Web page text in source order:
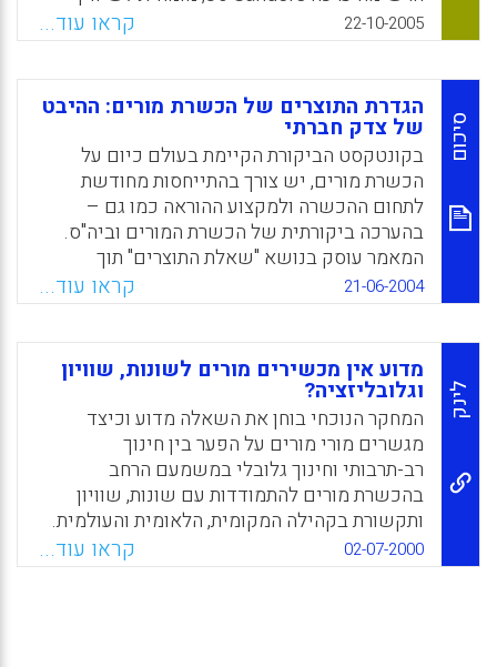
משמעותיותה של התפיסה הזאת. הממצאים
והמסקנות שמחקרים מהסוג שהציג ד"ר גבי בן
בחירה פועלות לטובת כלל האוכלוסייה ואינן
אחראיות להגדלת פערים חברתיים. בכל מקרה לא
מעבר לפערים ולסגרגציה אשר קיימים בכל מקרה
במערכת הנוכחית ש(כמעט ו) איננה מאפשרת
בחירת הורים בחינוך ( גבי בן-עמי) .
WhatsApp
Facebook
Email
X
מגדר (Gender Equity), לצורך סקירה ספרותית
שערכה בנושא: Gender and Technology: A
Research Review והיא עדכנית לשנת 2005.
WhatsApp
Facebook
Email
X
22-10-2005 קראו עוד...
סיכום
הגדרת התוצרים של הכשרת מורים: ההיבט
של צדק חברתי
בקונטקסט הביקורת הקיימת בעולם כיום על
הכשרת מורים, יש צורך בהתייחסות מחודשת
לתחום ההכשרה ולמקצוע ההוראה כמו גם –
בהערכה ביקורתית של הכשרת המורים וביה"ס.
המאמר עוסק בנושא "שאלת התוצרים" תוך
התמקדות בצדק חברתי כהיבט משלים לעיסוק
בהצטיינות אקדמית. Cochran-Smith טוענת
שיש צורך שמכשירי מורים ואחרים יבחנו מקרוב
את ההגדרות השונות של תוצרים חינוכיים ויעמידו
אותן לביקורת ולדיון. המאמר מבקש לתרום לדיון
הקיים בנוגע להתחדשות של הכשרת מורים תוך
התייחסות ספציפית לתנועת הסטנדרטים
המתפשטת והולכת ולטובת הציבור כמו גם
להתנהגות ולניהול החינוך באופן כללי.
WhatsApp
Facebook
Email
X
21-06-2004 קראו עוד...
לינק
מדוע אין מכשירים מורים לשונות, שוויון
וגלובליזציה?
המחקר הנוכחי בוחן את השאלה מדוע וכיצד
מגשרים מורי מורים על הפער בין חינוך
רב-תרבותי וחינוך גלובלי במשמעם הרחב
בהכשרת מורים להתמודדות עם שונות, שוויון
ותקשורת בקהילה המקומית, הלאומית והעולמית.
המאמר מתמקד בממצאים העוסקים בהתנסויות
ממשיות/חיות שמורי מורים תיארו כמשמעותיות
02-07-2000 קראו עוד...